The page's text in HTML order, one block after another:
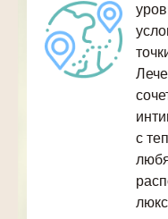
о берег, или
кругам,
с